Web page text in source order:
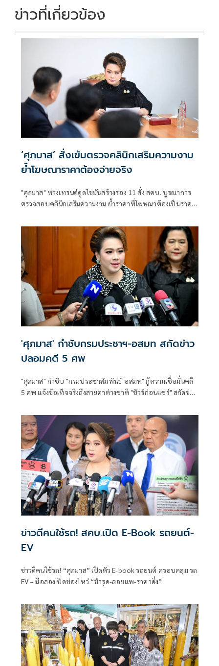
k k
ข่าวที่เกี่ยวข้อง
‘ศุภมาส’ สั่งเข้มตรวจคลินิกเสริมความงาม
ย้ำโฆษณาราคาต้องจ่ายจริง
"ศุภมาส" ห่วงเทรนด์ดูดไขมันสร้างร่อง 11 สั่ง สคบ. บูรณาการ
ตรวจสอบคลินิกเสริมความงาม ย้ำราคาที่โฆษณาต้องเป็นราคา
'ศุภมาส' กำชับกรมประชาฯ-อสมท สกัดข่าว
ปลอมคดี 5 ศพ
"ศุภมาส" กำชับ "กรมประชาสัมพันธ์-อสมท" กู้ความเชื่อมั่นคดี
5 ศพ แจ้งข้อเท็จจริงถึงสายตาต่างชาติ "ชัวร์ก่อนแชร์" สกัดข่าว
ข่าวดีคนใช้รถ! สคบ.เปิด E-Book รถยนต์-
EV
ข่าวดีคนใช้รถ! “ศุภมาส” เปิดตัว E-book รถยนต์ ครอบคลุม รถ
EV – มือสอง ปิดช่องโหว่ “ชำรุด-ลอยแพ-ราคาดิ่ง”